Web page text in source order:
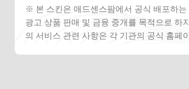
※ 본 스킨은 애드센스팜에서 공식 배포하
광고 상품 판매 및 금융 중개를 목적으로 하
의 서비스 관련 사항은 각 기관의 공식 홈페